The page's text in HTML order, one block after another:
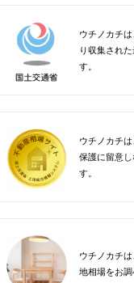
ウチノカチ
り収集され
す。
ウチノカチ
保護に留意
す。
ウチノカチ
地相場をお